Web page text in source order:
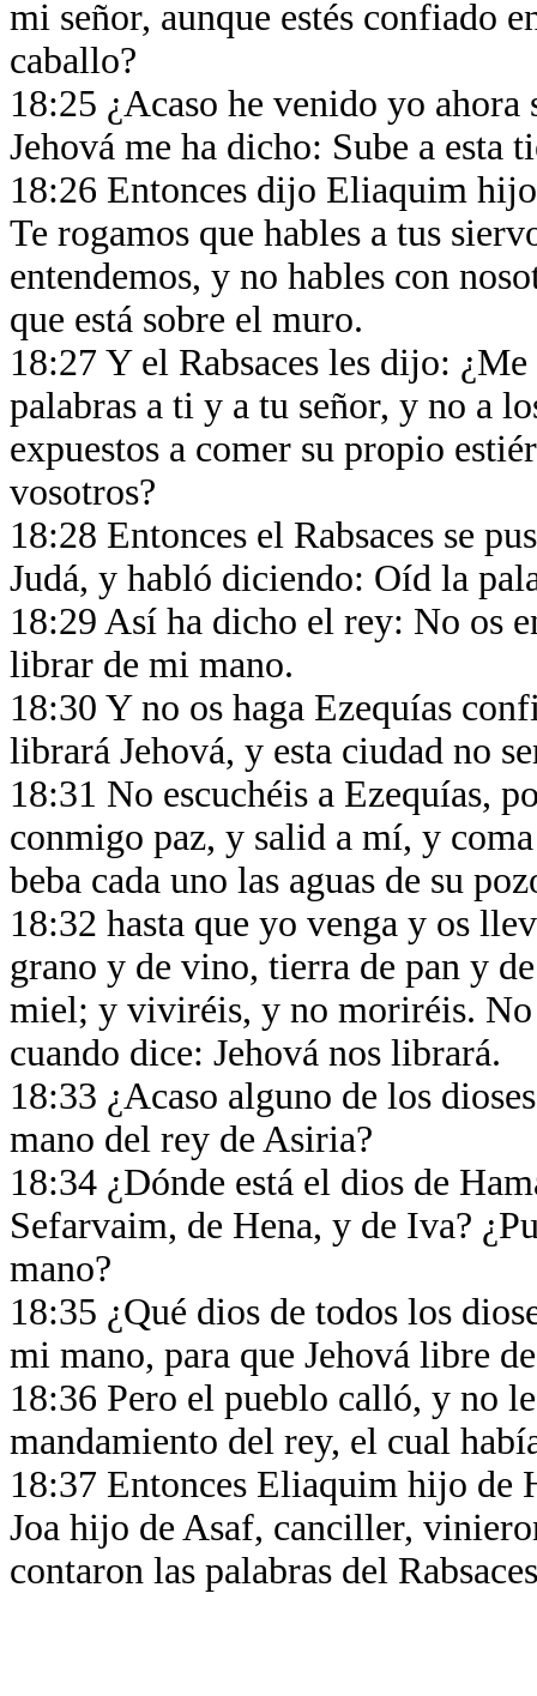
mi señor, aunque estés confiado
caballo?
18:25 ¿Acaso he venido yo
Jehová me ha dicho: Sube a esta
18:26 Entonces dijo Eliaquim
Te rogamos que hables a tus
entendemos, y no hables con
que está sobre el muro.
18:27 Y el Rabsaces les dijo:
palabras a ti y a tu señor, y no a
expuestos a comer su propio
vosotros?
18:28 Entonces el Rabsaces se
Judá, y habló diciendo: Oíd la
18:29 Así ha dicho el rey: No os
librar de mi mano.
18:30 Y no os haga Ezequías
librará Jehová, y esta ciudad no
18:31 No escuchéis a Ezequías,
conmigo paz, y salid a mí, y
beba cada uno las aguas de su
18:32 hasta que yo venga y os
grano y de vino, tierra de pan y
miel; y viviréis, y no moriréis. No
cuando dice: Jehová nos librará.
18:33 ¿Acaso alguno de los
mano del rey de Asiria?
18:34 ¿Dónde está el dios de
Sefarvaim, de Hena, y de Iva?
mano?
18:35 ¿Qué dios de todos los
mi mano, para que Jehová libre
18:36 Pero el pueblo calló, y no
mandamiento del rey, el cual
18:37 Entonces Eliaquim hijo de
Joa hijo de Asaf, canciller,
contaron las palabras del